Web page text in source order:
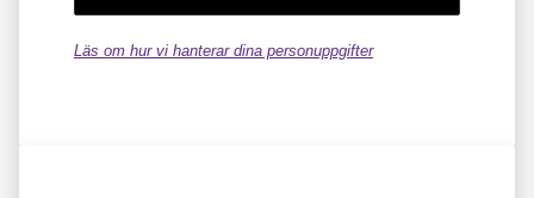
Läs om hur vi hanterar dina personuppgifter